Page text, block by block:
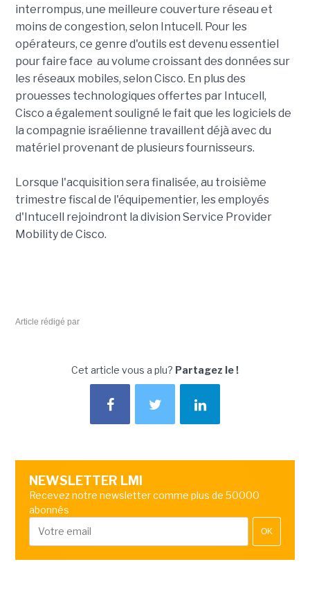
interrompus, une meilleure couverture réseau et
moins de congestion, selon Intucell. Pour les
opérateurs, ce genre d'outils est devenu essentiel
pour faire face au volume croissant des données sur
les réseaux mobiles, selon Cisco. En plus des
prouesses technologiques offertes par Intucell,
Cisco a également souligné le fait que les logiciels de
la compagnie israélienne travaillent déjà avec du
matériel provenant de plusieurs fournisseurs.
Lorsque l'acquisition sera finalisée, au troisième
trimestre fiscal de l'équipementier, les employés
d'Intucell rejoindront la division Service Provider
Mobility de Cisco.
Article rédigé par
Cet article vous a plu? Partagez le !
NEWSLETTER LMI
Recevez notre newsletter comme plus de 50000
abonnés
OK